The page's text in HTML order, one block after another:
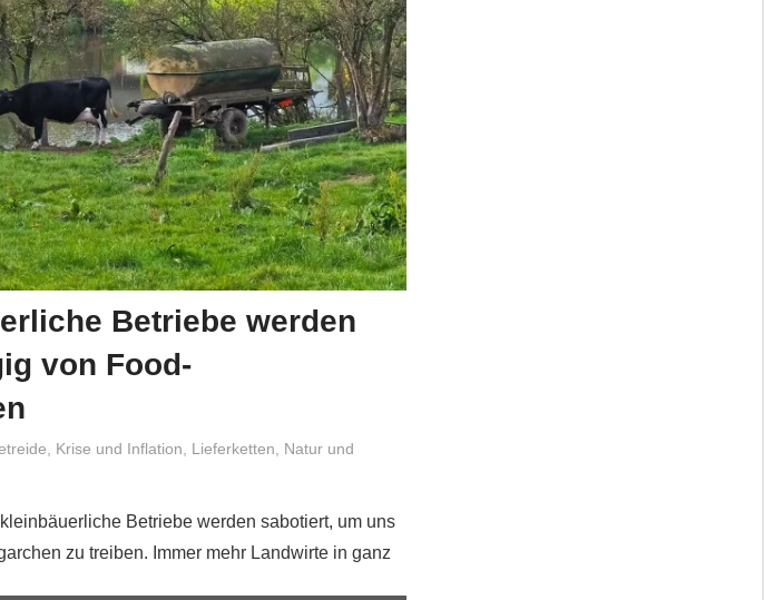
Betriebe werden
von Food-
, Krise und Inflation, Lieferketten, Natur und
Betriebe werden sabotiert, um uns
zu treiben. Immer mehr Landwirte in ganz